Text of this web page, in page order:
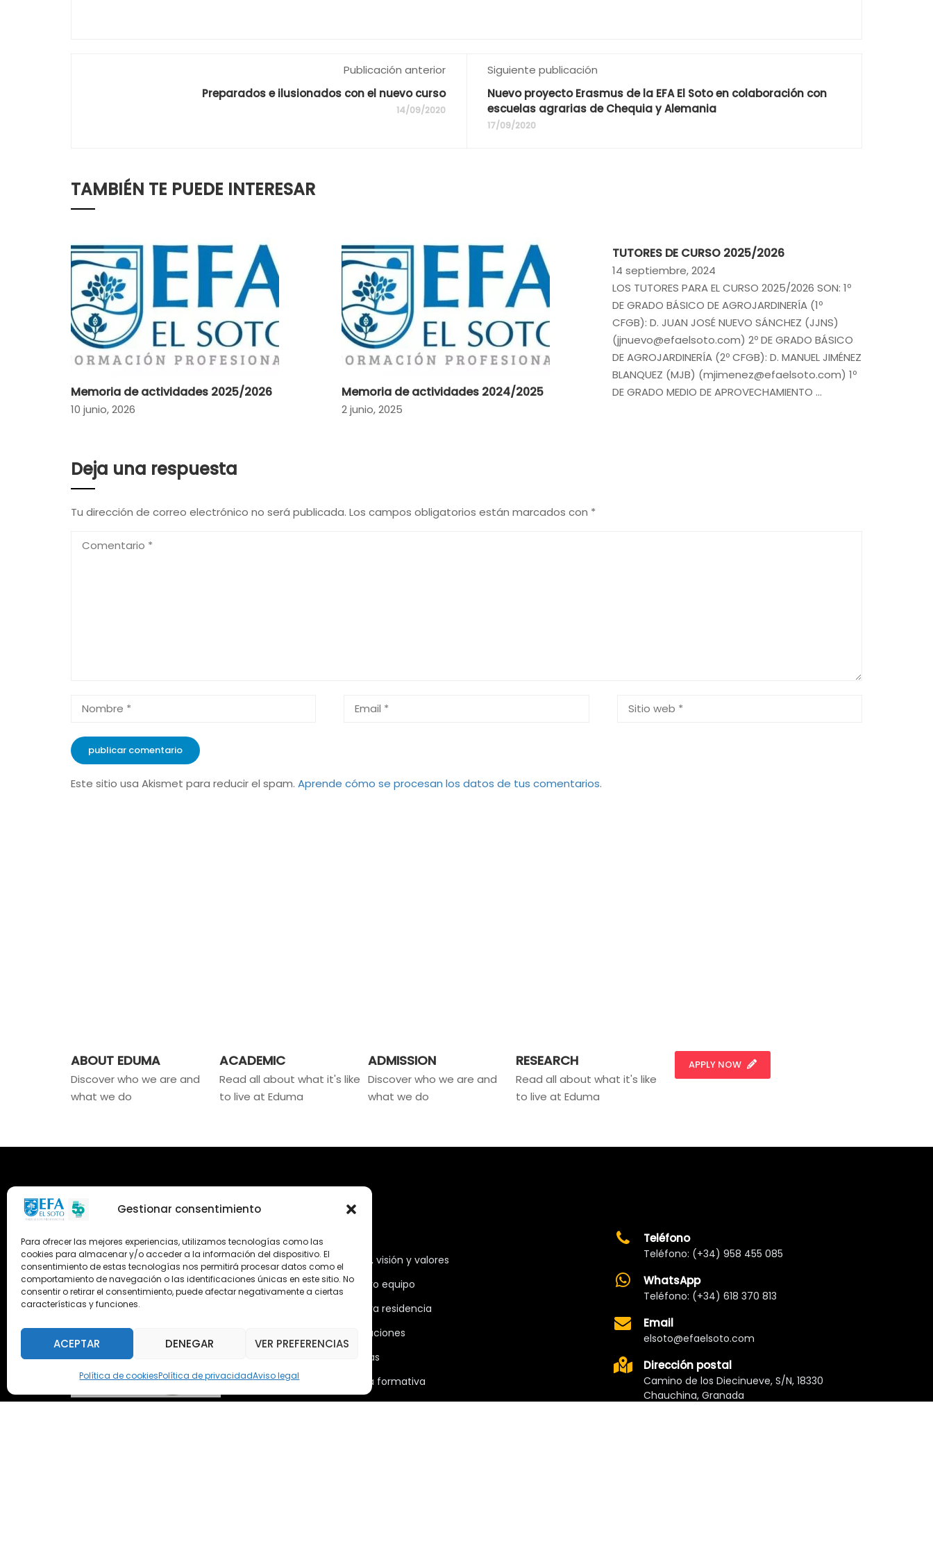
Gestionar consentimiento
Para ofrecer las mejores experiencias, utilizamos tecnologías como las
cookies para almacenar y/o acceder a la información del dispositivo. El
consentimiento de estas tecnologías nos permitirá procesar datos como el
comportamiento de navegación o las identificaciones únicas en este sitio. No
consentir o retirar el consentimiento, puede afectar negativamente a ciertas
características y funciones.
ACEPTAR DENEGAR VER PREFERENCIAS
Política de cookiesPolítica de privacidadAviso legal
Publicación anterior
Preparados e ilusionados con el nuevo curso
14/09/2020
Siguiente publicación
Nuevo proyecto Erasmus de la EFA El Soto en colaboración con
escuelas agrarias de Chequia y Alemania
17/09/2020
TAMBIÉN TE PUEDE INTERESAR
Memoria de actividades 2025/2026
10 junio, 2026
Memoria de actividades 2024/2025
2 junio, 2025
TUTORES DE CURSO 2025/2026
14 septiembre, 2024
LOS TUTORES PARA EL CURSO 2025/2026 SON: 1º
DE GRADO BÁSICO DE AGROJARDINERÍA (1º
CFGB): D. JUAN JOSÉ NUEVO SÁNCHEZ (JJNS)
(jjnuevo@efaelsoto.com) 2º DE GRADO BÁSICO
DE AGROJARDINERÍA (2º CFGB): D. MANUEL JIMÉNEZ
BLANQUEZ (MJB) (mjimenez@efaelsoto.com) 1º
DE GRADO MEDIO DE APROVECHAMIENTO …
Deja una respuesta
Tu dirección de correo electrónico no será publicada. Los campos obligatorios están marcados con *
Este sitio usa Akismet para reducir el spam. Aprende cómo se procesan los datos de tus comentarios.
ABOUT EDUMA
Discover who we are and
what we do
ACADEMIC
Read all about what it's like
to live at Eduma
ADMISSION
Discover who we are and
what we do
RESEARCH
Read all about what it's like
to live at Eduma
APPLY NOW
Misión, visión y valores
Nuestro equipo
Nuestra residencia
Instalaciones
Noticias
Oferta formativa
Descargas
Teléfono
Teléfono: (+34) 958 455 085
WhatsApp
Teléfono: (+34) 618 370 813
Email
elsoto@efaelsoto.com
Dirección postal
Camino de los Diecinueve, S/N, 18330
Chauchina, Granada